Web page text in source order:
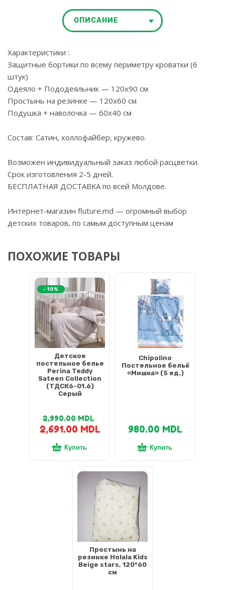
ОПИСАНИЕ
Характеристики :
Защитные бортики по всему периметру кроватки (6
штук)
Одеяло + Пододеяльник — 120х90 см
Простынь на резинке — 120х60 см
Подушка + наволочка — 60х40 см
Состав: Сатин, холлофайбер, кружево.
Возможен индивидуальный заказ любой расцветки.
Срок изготовления 2-5 дней.
БЕСПЛАТНАЯ ДОСТАВКА по всей Молдове.
Интернет-магазин fluture.md — огромный выбор
детских товаров, по самым доступным ценам
ПОХОЖИЕ ТОВАРЫ
-10%
Детское
постельное белье
Perina Teddy
Sateen Collection
(ТДСК6-01.6)
Серый
2,990.00MDL
2,691.00 MDL
Купить
Chipolino
Постельное бельё
«Мишка» (5 ед.)
980.00 MDL
Купить
Простынь на
резинке Holala Kids
Beige stars, 120*60
см